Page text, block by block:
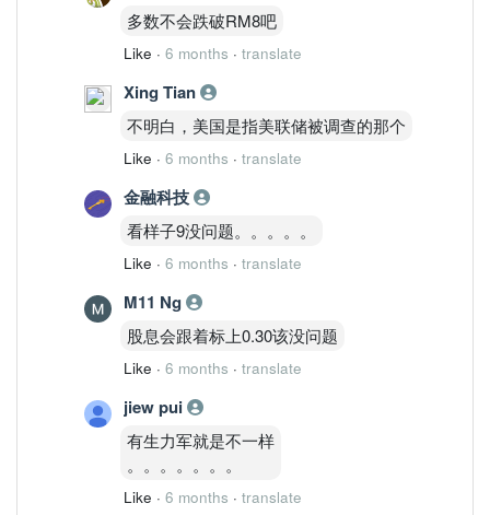
多数不会跌破RM8吧
Like · 6 months · translate
Xing Tian
不明白，美国是指美联储被调查的那个
Like · 6 months · translate
金融科技
看样子9没问题。。。。。
Like · 6 months · translate
M11 Ng
股息会跟着标上0.30该没问题
Like · 6 months · translate
jiew pui
有生力军就是不一样
。。。。。。。
Like · 6 months · translate